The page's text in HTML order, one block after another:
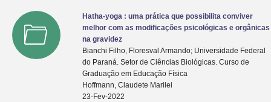
Hatha-yoga : uma prática que possibilita conviver
melhor com as modificações psicológicas e orgânicas
na gravidez
Bianchi Filho, Floresval Armando; Universidade Federal
do Paraná. Setor de Ciências Biológicas. Curso de
Graduação em Educação Física
Hoffmann, Claudete Marilei
23-Fev-2022